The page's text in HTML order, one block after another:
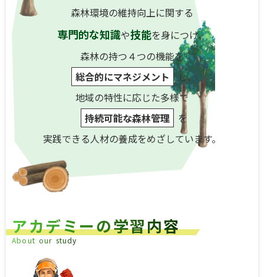
森林環境の維持向上に関する
専門的な知識や技能を身につけ、
森林の持つ４つの機能を
総合的にマネジメント
し、
地域の特性に応じた多様で
持続可能な森林管理
を
実践できる人材の養成をめざしています。
アカデミーの学習内容
About our study